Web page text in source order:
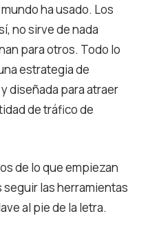
ha usado. Los
no sirve de nada
para otros. Todo lo
estrategia de
diseñada para atraer
de tráfico de
de lo que empiezan
seguir las herramientas
al pie de la letra.